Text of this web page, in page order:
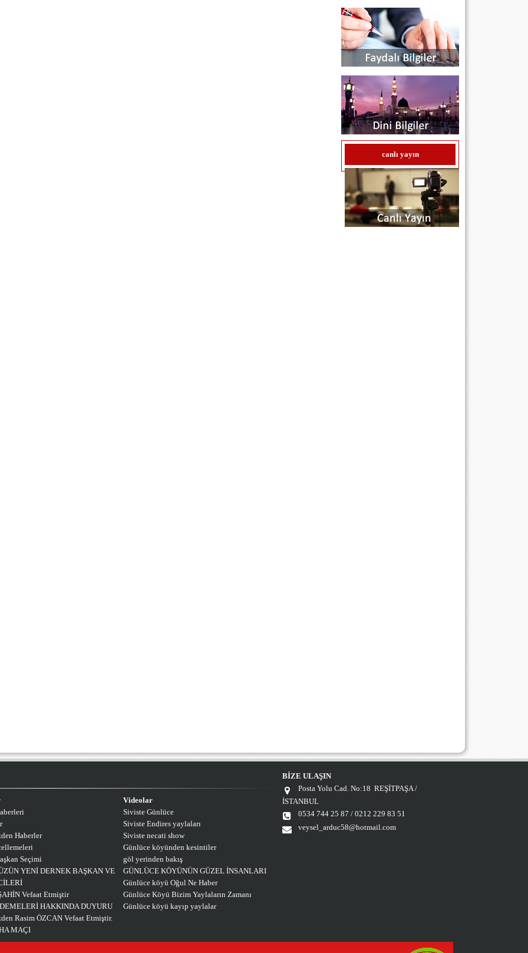
YA AL CANIMI YA GÜLEM
GÜNLÜCEM DE DE BEN ÖLEM.
GÜLMÜYOR BU BENİM GARİP
GÖNLÜM NE SÖYLENİRSİN A BENİM
BÜLBÜLÜM. ...H.O.A.S...
mithat sari (istanbul / bağcılar) -
12.9.2011 00:00:00
çok değerli köylülerim sitemizin
kapanmasına 20 gün kalmıştır maddi
destek sağlanmazsa sitemiz kapanacaktır
duyrulur...
mithat sari /site editörü (istanbul) -
21.7.2011 00:00:00
çok değerli köylülerim mesajlarınızı
artık mesaj panosunu tıklayarak(serbest
kürsü) bölümünden atabilirsiniz
mesajlarınız anında yayında olacaktır
SAYGILARIMLA SİTE EDİTÖRÜ
...H.O.A.S... (R P SARIYER .STANBUL)
- 18.7.2011 00:00:00
BU DERTLİ GÜNLERİMİ SİLEMEDİM
BEN SİLEMEDİM NE GÜLDÜM NEDE
ŞİMDİ GEÇTİ O GÜZELİM GENÇLİM
torunu tuncer oglu Muzaffer ÇAM.. kiz
canlı yayın
Haberler
Seçimi
YENİ DERNEK BAŞKAN VE
Vefaat Etmiştir
HAKKINDA DUYURU
Rasim ÖZCAN Vefaat Etmiştir.
MAÇI
Videolar
Siviste Günlüce
Siviste Endires yaylaları
Siviste necati show
Günlüce köyünden kesintiler
göl yerinden bakış
GÜNLÜCE KÖYÜNÜN GÜZEL İNSANLARI
Günlüce köyü Oğul Ne Haber
Günlüce Köyü Bizim Yaylaların Zamanı
Günlüce köyü kayıp yaylalar
BİZE ULAŞIN
Posta Yolu Cad. No:18 REŞİTPAŞA /
İSTANBUL
0534 744 25 87 / 0212 229 83 51
veysel_arduc58@hotmail.com